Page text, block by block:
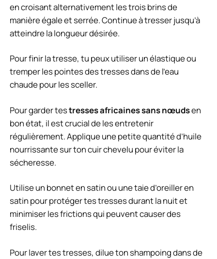
en croisant alternativement les trois brins de
manière égale et serrée. Continue à tresser jusqu’à
atteindre la longueur désirée.
Pour finir la tresse, tu peux utiliser un élastique ou
tremper les pointes des tresses dans de l’eau
chaude pour les sceller.
Pour garder testresses africaines sans nœudsen
bon état, il est crucial de les entretenir
régulièrement. Applique une petite quantité d’huile
nourrissante sur ton cuir chevelu pour éviter la
sécheresse.
Utilise un bonnet en satin ou une taie d’oreiller en
satin pour protéger tes tresses durant la nuit et
minimiser les frictions qui peuvent causer des
friselis.
Pour laver tes tresses, dilue ton shampoing dans de